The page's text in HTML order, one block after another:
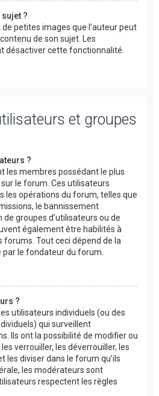
?
de petites images que l’auteur peut
de son sujet. Les
désactiver cette fonctionnalité.
et groupes
?
les membres possédant le plus
le forum. Ces utilisateurs
les opérations du forum, telles que
le bannissement
de groupes d’utilisateurs ou de
également être habilités à
forums. Tout ceci dépend de la
le fondateur du forum.
?
utilisateurs individuels (ou des
qui surveillent
Ils ont la possibilité de modifier ou
verrouiller, les déverrouiller, les
les diviser dans le forum qu’ils
les modérateurs sont
respectent les règles